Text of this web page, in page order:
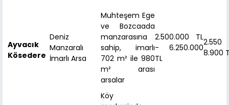
Ayvacık
Kösedere
Deniz
Manzaralı
İmarlı Arsa
Muhteşem Ege
ve Bozcaada
manzarasına
sahip, imarlı
702 m² ile 980
m² arası
arsalar
2.500.000 TL
- 6.250.000
TL
8.900
Köy